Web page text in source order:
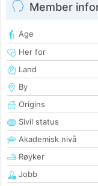
Member
Age
Her for
Land
By
Origins
Sivil status
Akademisk nivå
Røyker
Jobb